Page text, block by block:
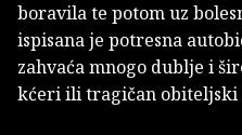
boravila te potom uz
ispisana je potresna
zahvaća mnogo dublje i
kćeri ili tragičan obiteljski